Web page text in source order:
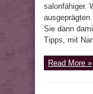
salonfähiger.
Sie dann
Tipps, mit
Read More »